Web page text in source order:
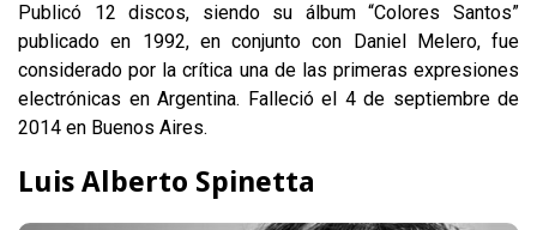
Publicó 12 discos, siendo su álbum “Colores Santos”
publicado en 1992, en conjunto con Daniel Melero, fue
considerado por la crítica una de las primeras expresiones
electrónicas en Argentina. Falleció el 4 de septiembre de
2014 en Buenos Aires.
Luis Alberto Spinetta